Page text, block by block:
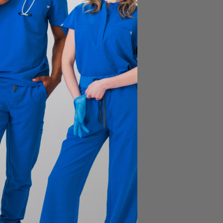
de gommage Lydia Jogger
- Bourgogne